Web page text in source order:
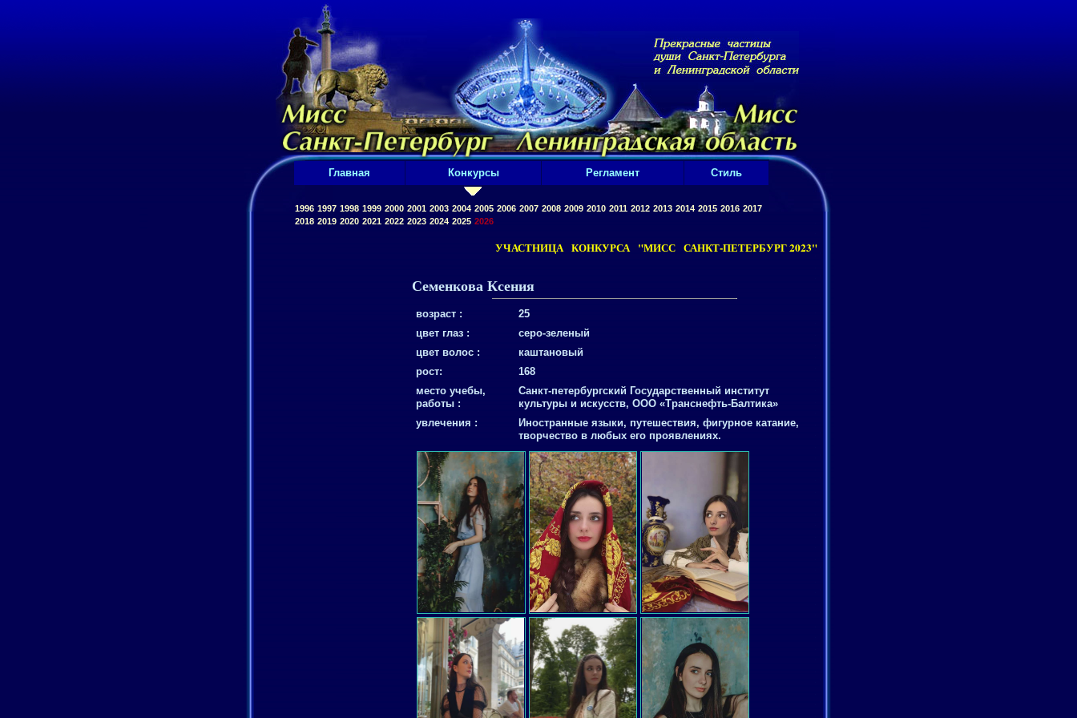
Главная Конкурсы Регламент Стиль
1996 1997 1998 1999 2000 2001 2003 2004 2005 2006 2007 2008 2009 2010 2011 2012 2013 2014 2015 2016 2017
2018 2019 2020 2021 2022 2023 2024 2025 2026
УЧАСТНИЦА КОНКУРСА "МИСС САНКТ-ПЕТЕРБУРГ 2023"
Семенкова Ксения
возраст :
25
цвет глаз :
серо-зеленый
цвет волос :
каштановый
рост:
168
место учебы,
работы :
Санкт-петербургский Государственный институт
культуры и искусств, ООО «Транснефть-Балтика»
увлечения :
Иностранные языки, путешествия, фигурное катание,
творчество в любых его проявлениях.